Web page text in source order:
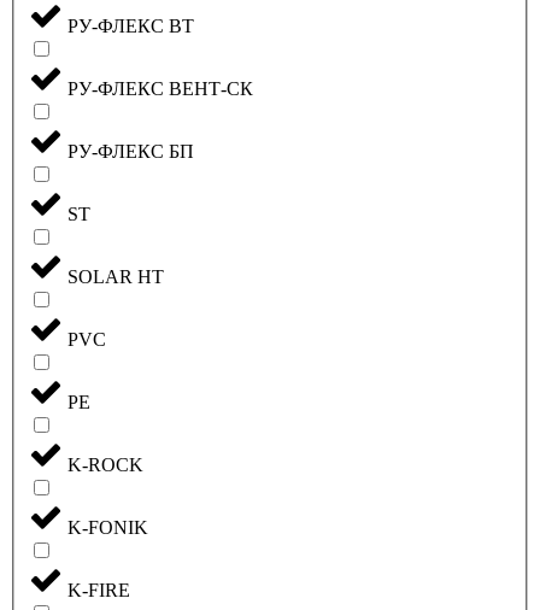
РУ-ФЛЕКС ВТ
РУ-ФЛЕКС ВЕНТ-СК
РУ-ФЛЕКС БП
ST
SOLAR HT
PVC
PE
K-ROCK
K-FONIK
K-FIRE